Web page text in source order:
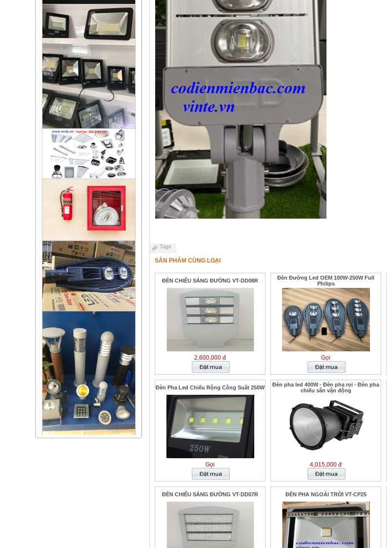
Tags
SẢN PHẨM CÙNG LOẠI
ĐÈN CHIẾU SÁNG ĐƯỜNG VT-DD08R
2,600,000 đ
Đèn Đường Led OEM 100W-250W Full
Philips
Gọi
Đèn Pha Led Chiếu Rộng Công Suất 250W
Gọi
Đèn pha led 400W - Đèn pha rọi - Đèn pha
chiếu sân vận động
4,015,000 đ
ĐÈN CHIẾU SÁNG ĐƯỜNG VT-DD07R ĐÈN PHA NGOÀI TRỜI VT-CP25